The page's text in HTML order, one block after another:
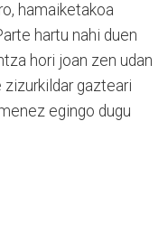
hamaiketakoa
hartu nahi duen
hori joan zen udan
gazteari
egingo dugu